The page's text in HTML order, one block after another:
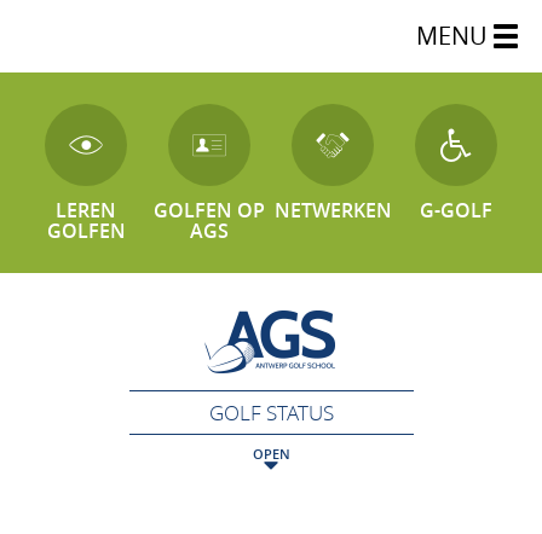
MENU
LEREN
GOLFEN
GOLFEN OP
AGS
NETWERKEN G-GOLF
GOLF STATUS
OPEN